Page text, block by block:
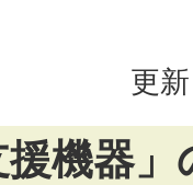
更
機器